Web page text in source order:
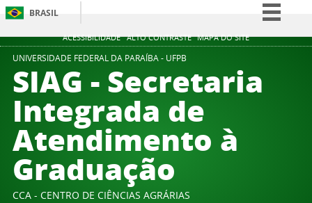
ACESSIBILIDADE ALTO CONTRASTE MAPA DO SITE
BRASIL
Simplifique!
Participe
Acesso à informação
Legislação
Canais
UNIVERSIDADE FEDERAL DA PARAÍBA - UFPB
SIAG - Secretaria
Integrada de
Atendimento à
Graduação
CCA - CENTRO DE CIÊNCIAS AGRÁRIAS